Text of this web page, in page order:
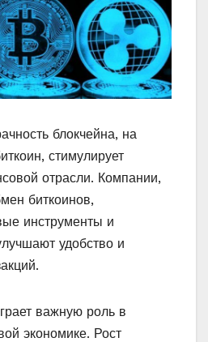
блокчейна, на
стимулирует
отрасли. Компании,
биткоинов,
инструменты и
удобство и
важную роль в
экономике. Рост